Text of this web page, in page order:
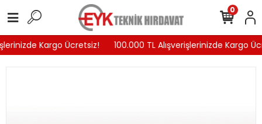
Kargo Ücretsiz! 100.000 TL Alışverişlerinizde Kargo
0